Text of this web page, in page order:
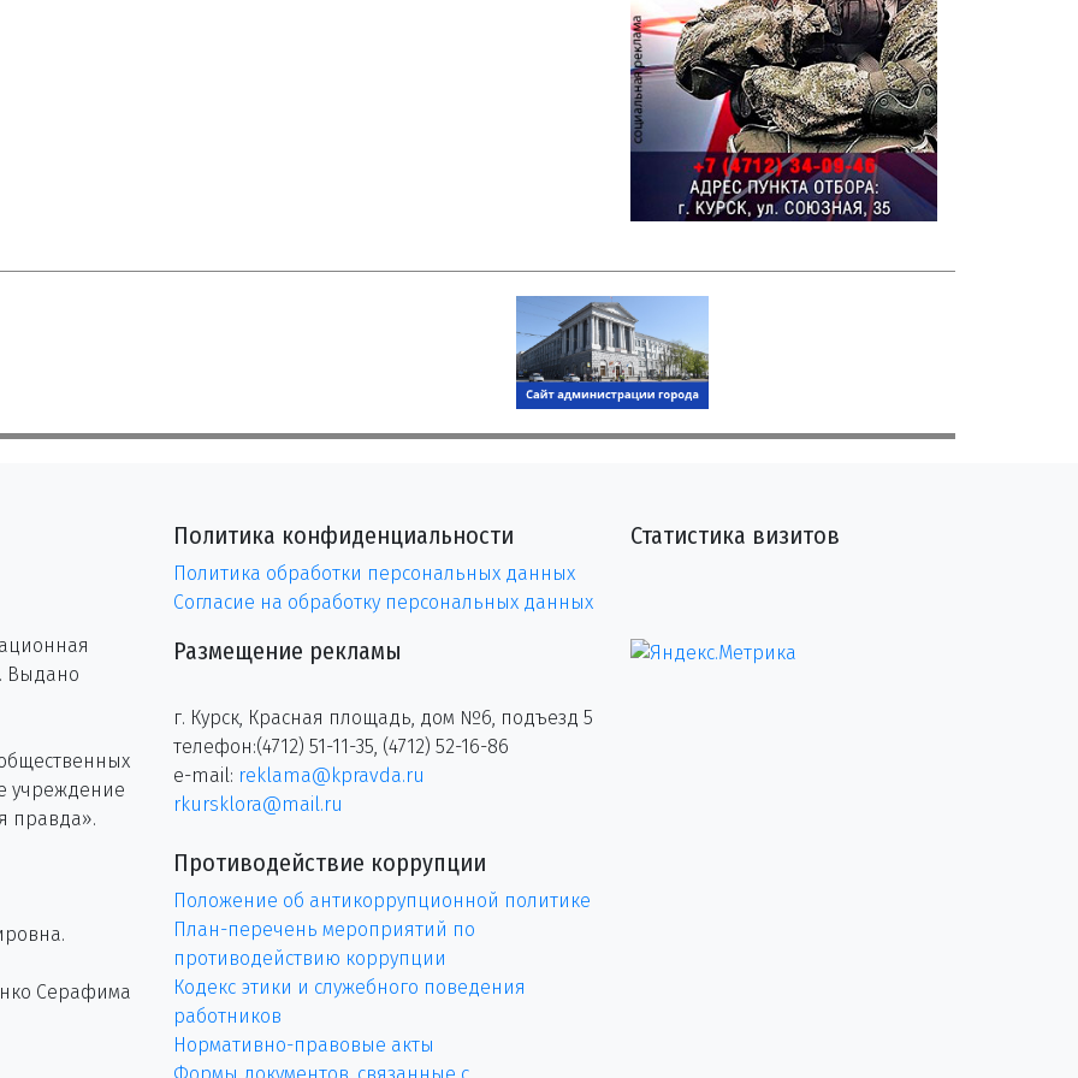
Выдано
учреждение
правда».
Серафима
Политика конфиденциальности
Политика обработки персональных данных
Согласие на обработку персональных данных
Размещение рекламы
г. Курск, Красная площадь, дом №6, подъезд 5
телефон:(4712) 51-11-35, (4712) 52-16-86
e-mail: reklama@kpravda.ru
rkursklora@mail.ru
Противодействие коррупции
Положение об антикоррупционной политике
План-перечень мероприятий по
противодействию коррупции
Кодекс этики и служебного поведения
работников
Нормативно-правовые акты
Статистика визитов